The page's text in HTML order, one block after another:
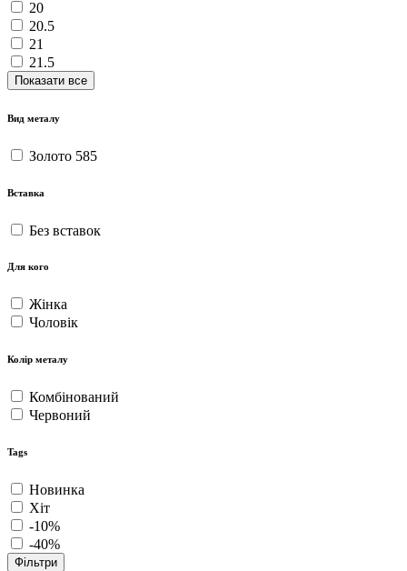
20
20.5
21
21.5
Показати все
Вид металу
Золото 585
Вставка
Без вставок
Для кого
Жінка
Чоловік
Колір металу
Комбінований
Червоний
Tags
Новинка
Хіт
-10%
-40%
Фільтри